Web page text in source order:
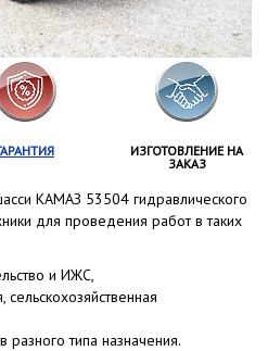
ИЗГОТОВЛЕНИЕ НА
ЗАКАЗ
КАМАЗ 53504 гидравлического
для проведения работ в таких
и ИЖС,
сельскохозяйственная
разного типа назначения.